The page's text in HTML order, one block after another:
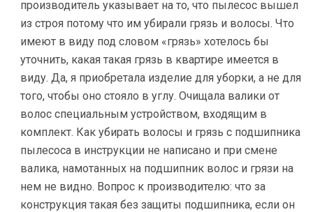
производитель указывает на то, что пылесос вышел
из строя потому что им убирали грязь и волосы. Что
имеют в виду под словом «грязь» хотелось бы
уточнить, какая такая грязь в квартире имеется в
виду. Да, я приобретала изделие для уборки, а не для
того, чтобы оно стояло в углу. Очищала валики от
волос специальным устройством, входящим в
комплект. Как убирать волосы и грязь с подшипника
пылесоса в инструкции не написано и при смене
валика, намотанных на подшипник волос и грязи на
нем не видно. Вопрос к производителю: что за
конструкция такая без защиты подшипника, если он